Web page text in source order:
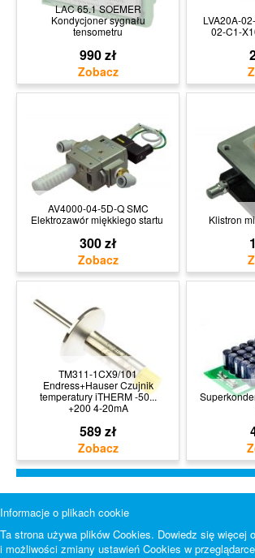
LAC 65.1 SOEMER
Kondycjoner sygnału
tensometru
990 zł
LVA20A-
02-C1-
AV4000-04-5D-Q SMC
Elektrozawór miękkiego startu
300 zł
Klistron
TM311-1CX9/101
Endress+Hauser Czujnik
temperatury iTHERM -50...
+200 4-20mA
589 zł
Informacje o plikach cookie
Ta strona używa plików Cookies. Dowiedz się więcej
i możliwości zmiany ustawień Cookies w